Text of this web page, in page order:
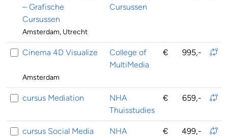
– Grafische
Cursussen
Cursussen
Amsterdam, Utrecht
Cinema 4D Visualize
College of
MultiMedia
€ 995,-
Amsterdam
cursus Mediation
NHA
Thuisstudies
€ 659,-
cursus Social Media
NHA
€ 499,-